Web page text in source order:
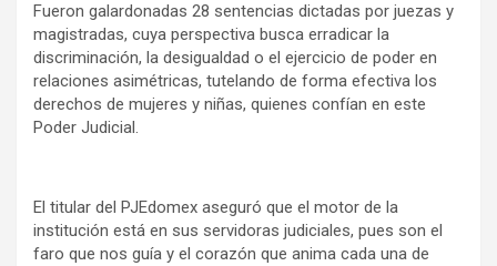
Fueron galardonadas 28 sentencias dictadas por juezas y
magistradas, cuya perspectiva busca erradicar la
discriminación, la desigualdad o el ejercicio de poder en
relaciones asimétricas, tutelando de forma efectiva los
derechos de mujeres y niñas, quienes confían en este
Poder Judicial.
El titular del PJEdomex aseguró que el motor de la
institución está en sus servidoras judiciales, pues son el
faro que nos guía y el corazón que anima cada una de